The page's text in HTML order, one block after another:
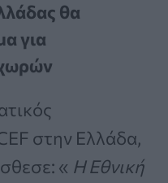
θα
για
στην Ελλάδα,
« Η Εθνική